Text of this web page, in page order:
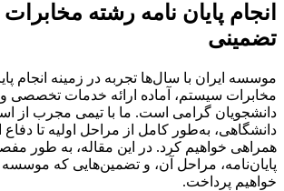
انجام پایان نامه رشته
تضمینی
موسسه ایران با سال‌ها تجربه در زمینه انجام
مخابرات سیستم، آماده ارائه خدمات تخصصی
دانشجویان گرامی است. ما با تیمی مجرب از
دانشگاهی، به‌طور کامل از مراحل اولیه تا دفاع
همراهی خواهیم کرد. در این مقاله، به طور
پایان‌نامه، مراحل آن، و تضمین‌هایی که موسسه
خواهیم پرداخت.